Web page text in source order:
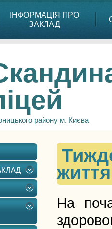
ІНФОРМАЦІЯ ПРО
ЗАКЛАД
району м. Києва
життя
На